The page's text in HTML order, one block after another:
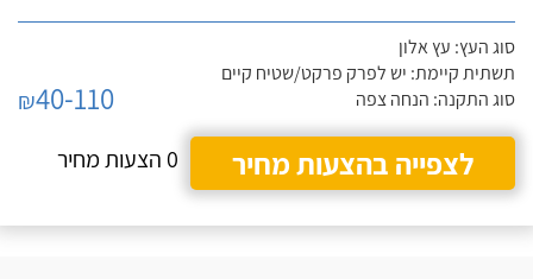
סוג העץ: עץ אלון
תשתית קיימת: יש לפרק פרקט/שטיח קיים
סוג התקנה: הנחה צפה
₪40-110
לצפייה בהצעות מחיר
0 הצעות מחיר